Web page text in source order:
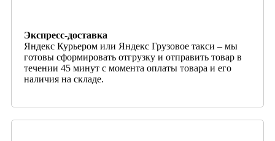
Экспресс-доставка
Яндекс Курьером или Яндекс Грузовое такси – мы
готовы сформировать отгрузку и отправить товар в
течении 45 минут с момента оплаты товара и его
наличия на складе.